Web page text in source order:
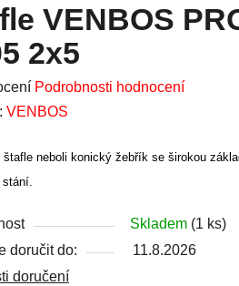
VENBOS
2x5
Podrobnosti hodnocení
VENBOS
štafle neboli konický žebřík se širokou
Skladem (1 ks)
doručit do:
11.8.2026
doručení